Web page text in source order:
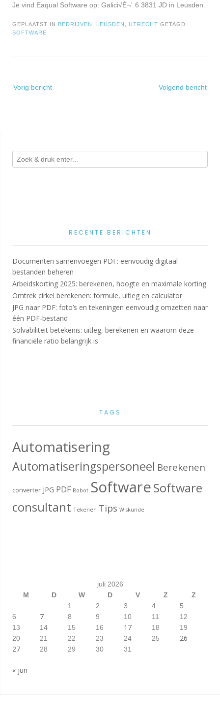
Je vind Eaqual Software op: Galici√É¬´ 6 3831 JD in Leusden.
GEPLAATST IN BEDRIJVEN LEUSDEN UTRECHT GETAGD
SOFTWARE
navigatie
Vorig bericht Volgend bericht
RECENTE BERICHTEN
Documenten samenvoegen PDF: eenvoudig digitaal
bestanden beheren
Arbeidskorting 2025: berekenen, hoogte en maximale korting
Omtrek cirkel berekenen: formule, uitleg en calculator
JPG naar PDF: foto’s en tekeningen eenvoudig omzetten naar
één PDF-bestand
Solvabiliteit betekenis: uitleg, berekenen en waarom deze
financiële ratio belangrijk is
TAGS
Automatisering
Automatiseringspersoneel Berekenen
converter JPG PDF Robot SoftwareSoftware
consultant Tekenen Tips Wiskunde
juli 2026
M
D W D V Z
Z
1
2 3 4
5
6
7 8 9 10 11
12
13
14 15 16 17 18
19
20
21 22 23 24 25
26
27
28 29 30 31
« jun